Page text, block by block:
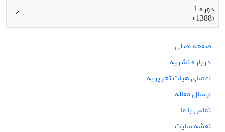
دوره 1
(1388)
صفحه اصلی
درباره نشریه
اعضای هیات تحریریه
ارسال مقاله
تماس با ما
نقشه سایت